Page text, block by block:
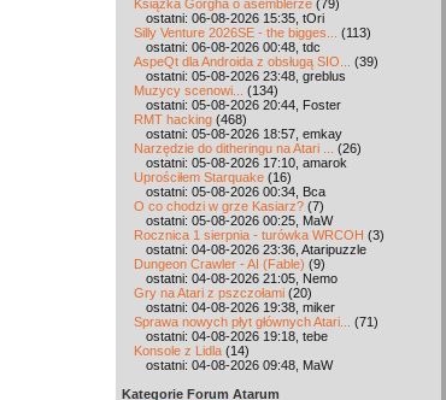
Książka Gorgha o asemblerze (79)
ostatni: 06-08-2026 15:35, tOri
Silly Venture 2026SE - the bigges...
(113)
ostatni: 06-08-2026 00:48, tdc
AspeQt dla Androida z obsługą SIO...
(39)
ostatni: 05-08-2026 23:48, greblus
Muzycy scenowi...
(134)
ostatni: 05-08-2026 20:44, Foster
RMT hacking (468)
ostatni: 05-08-2026 18:57, emkay
Narzędzie do ditheringu na Atari ...
(26)
ostatni: 05-08-2026 17:10, amarok
Uprościłem Starquake (16)
ostatni: 05-08-2026 00:34, Bca
O co chodzi w grze Kasiarz? (7)
ostatni: 05-08-2026 00:25, MaW
Rocznica 1 sierpnia - turówka WRCOH (3)
ostatni: 04-08-2026 23:36, Ataripuzzle
Dungeon Crawler - AI (Fable) (9)
ostatni: 04-08-2026 21:05, Nemo
Gry na Atari z pszczołami (20)
ostatni: 04-08-2026 19:38, miker
Sprawa nowych płyt głównych Atari...
(71)
ostatni: 04-08-2026 19:18, tebe
Konsole z Lidla (14)
ostatni: 04-08-2026 09:48, MaW
Kategorie Forum Atarum